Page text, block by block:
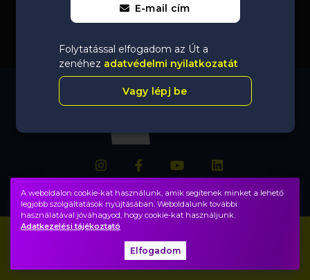
E-mail cím
Folytatással elfogadom az Út a
zenéhez adatvédelmi nyilatkozatát
Vagy lépj be
A weboldalon cookie-kat használunk, amik segítenek minket a lehető
legjobb szolgáltatások nyújtásában. Weboldalunk további
használatával jóváhagyod, hogy cookie-kat használjunk.
Adatkezelési tájékoztató
Elfogadom
Impresszum
Adatvédelem, ÁSZF